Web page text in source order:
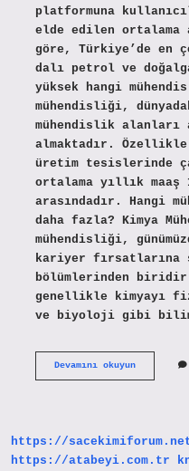
platformuna
elde edilen ortalama
göre, Türkiye’de en
dalı petrol ve
yüksek hangi
mühendisliği,
mühendislik alanları
almaktadır.
üretim tesislerinde
ortalama yıllık
arasındadır. Hangi
daha fazla? Kimya
mühendisliği,
kariyer fırsatlarına
bölümlerinden
genellikle kimyayı
ve biyoloji gibi
Devamını okuyunHangi
https://
https://atabeyi.com.tr